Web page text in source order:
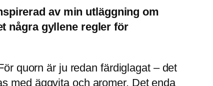
av min utläggning om
några gyllene regler för
quorn är ju redan färdiglagat – det
med äggvita och aromer. Det enda